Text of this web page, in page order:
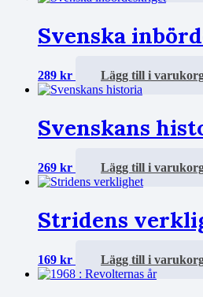
Svenska
289 kr Lägg till i
Svenskans
269 kr Lägg till i
Stridens
169 kr Lägg till i